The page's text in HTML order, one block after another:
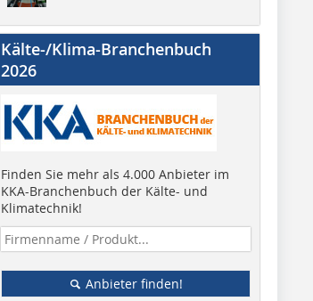
Kälte-/Klima-Branchenbuch
2026
Finden Sie mehr als 4.000 Anbieter im
KKA-Branchenbuch der Kälte- und
Klimatechnik!
Anbieter finden!